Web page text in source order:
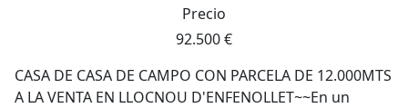
Precio
92.500 €
CASA DE CASA DE CAMPO CON PARCELA DE 12.000MTS
A LA VENTA EN LLOCNOU D'ENFENOLLET~~En un